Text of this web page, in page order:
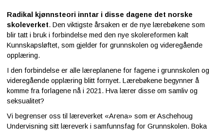
Radikal kjønnsteori inntar i disse dagene det norske
skoleverket. Den viktigste årsaken er de nye lærebøkene som
blir tatt i bruk i forbindelse med den nye skolereformen kalt
Kunnskapsløftet, som gjelder for grunnskolen og videregående
opplæring.
I den forbindelse er alle læreplanene for fagene i grunnskolen og
videregående opplæring blitt fornyet. Lærebøkene begynner å
komme fra forlagene nå i 2021. Hva lærer disse om samliv og
seksualitet?
Vi begrenser oss til læreverket «Arena» som er Aschehoug
Undervisning sitt læreverk i samfunnsfag for Grunnskolen. Boka